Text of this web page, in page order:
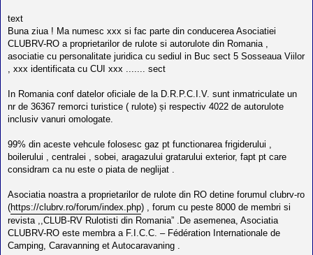
u
l
o
t
e
i
u
t
o
r
l
o
t
e
i
n
R
o
m
n
text
Buna ziua ! Ma numesc xxx si fac parte din conducerea Asociatiei
CLUBRV-RO a proprietarilor de rulote si autorulote din Romania ,
asociatie cu personalitate juridica cu sediul in Buc sect 5 Sosseaua Viilor
, xxx identificata cu CUI xxx ....... sect
In Romania conf datelor oficiale de la D.R.P.C.I.V. sunt inmatriculate un
nr de 36367 remorci turistice ( rulote) și respectiv 4022 de autorulote
inclusiv vanuri omologate.
99% din aceste vehcule folosesc gaz pt functionarea frigiderului ,
boilerului , centralei , sobei, aragazului gratarului exterior, fapt pt care
considram ca nu este o piata de neglijat .
Asociatia noastra a proprietarilor de rulote din RO detine forumul clubrv-ro
(https://clubrv.ro/forum/index.php) , forum cu peste 8000 de membri si
revista ,,CLUB-RV Rulotisti din Romania” .De asemenea, Asociatia
CLUBRV-RO este membra a F.I.C.C. – Fédération Internationale de
Camping, Caravanning et Autocaravaning .